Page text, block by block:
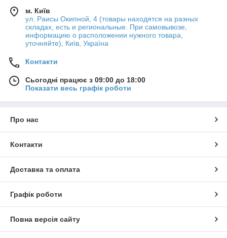
м. Київ
ул. Раисы Окипной, 4 (товары находятся на разных
складах, есть и региональные. При самовывозе,
информацию о расположении нужного товара,
уточняйте), Київ, Україна
Контакти
Сьогодні працює з 09:00 до 18:00
Показати весь графік роботи
Про нас
Контакти
Доставка та оплата
Графік роботи
Повна версія сайту